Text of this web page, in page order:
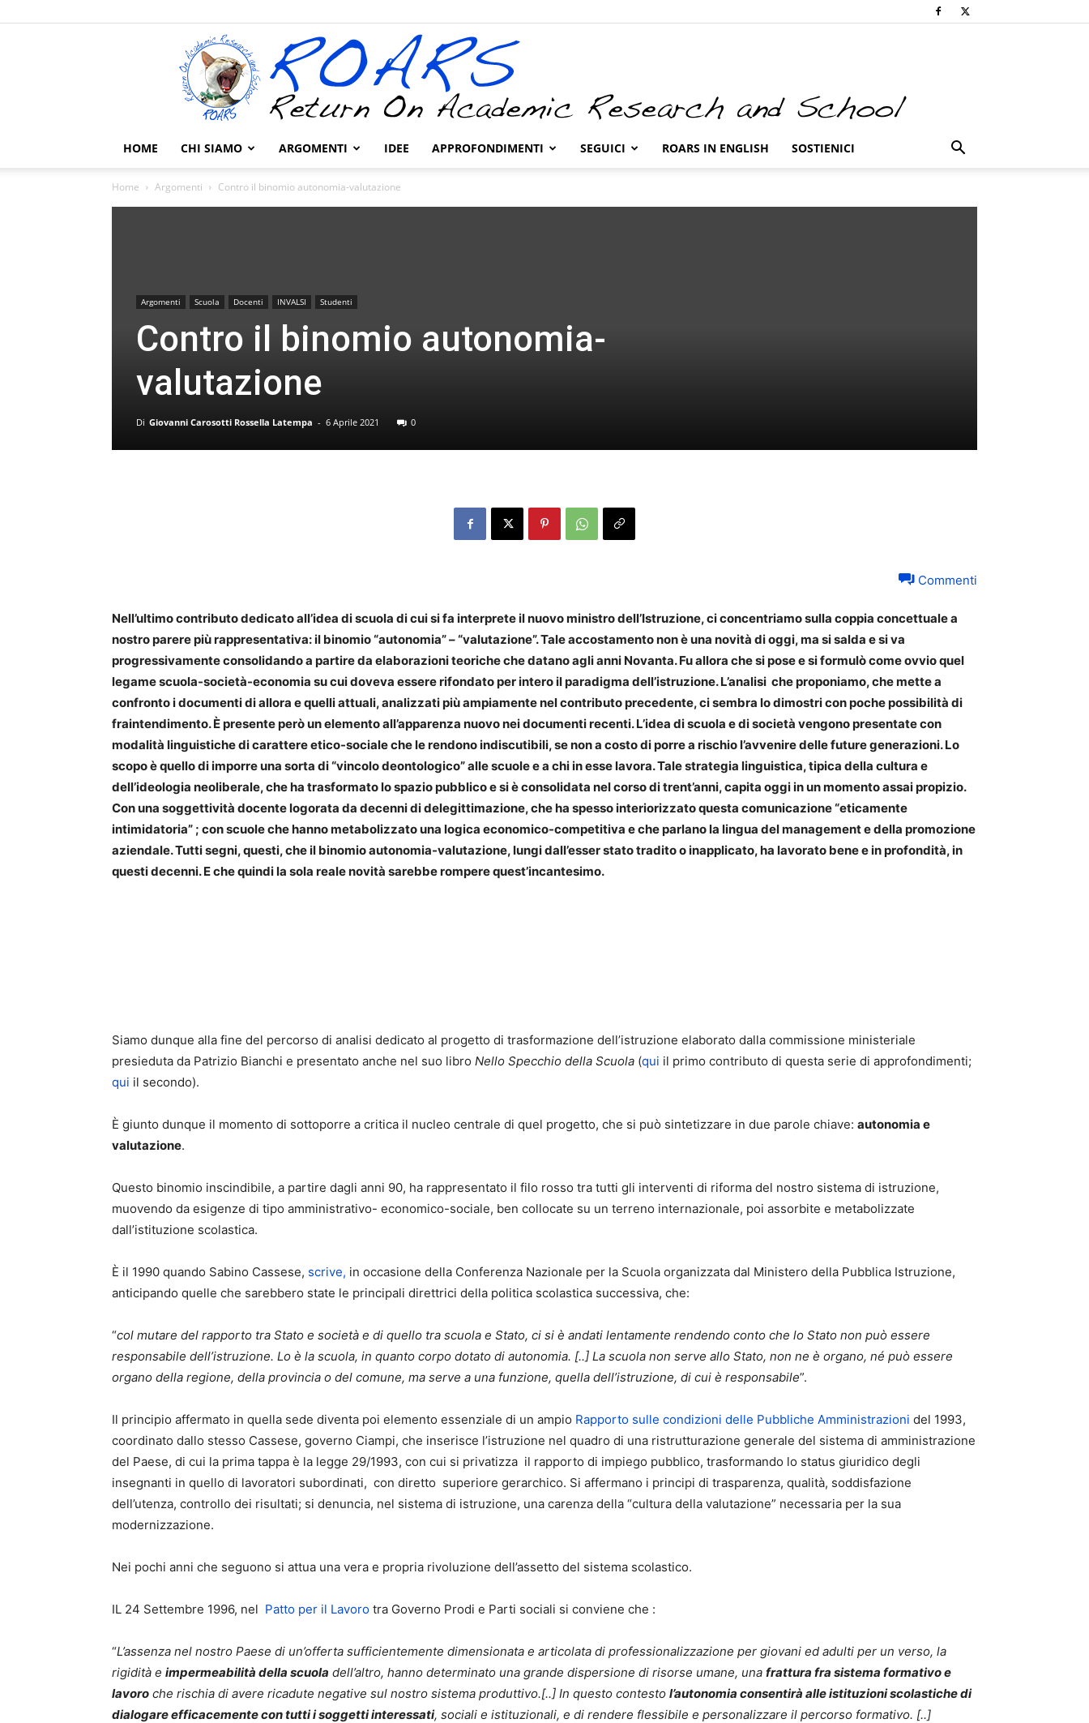
HOME CHI SIAMO ARGOMENTI IDEE APPROFONDIMENTI SEGUICI ROARS IN ENGLISH SOSTIENICI
Home Argomenti Contro il binomio autonomia-valutazione
Argomenti Scuola Docenti INVALSI Studenti
Contro il binomio autonomia-
valutazione
Di Giovanni Carosotti Rossella Latempa - 6 Aprile 2021 0
Commenti
Nell’ultimo contributo dedicato all’idea di scuola di cui si fa interprete il nuovo ministro dell’Istruzione, ci concentriamo sulla coppia concettuale a
nostro parere più rappresentativa: il binomio “autonomia” – “valutazione”. Tale accostamento non è una novità di oggi, ma si salda e si va
progressivamente consolidando a partire da elaborazioni teoriche che datano agli anni Novanta. Fu allora che si pose e si formulò come ovvio quel
legame scuola-società-economia su cui doveva essere rifondato per intero il paradigma dell’istruzione. L’analisi che proponiamo, che mette a
confronto i documenti di allora e quelli attuali, analizzati più ampiamente nel contributo precedente, ci sembra lo dimostri con poche possibilità di
fraintendimento. È presente però un elemento all’apparenza nuovo nei documenti recenti. L’idea di scuola e di società vengono presentate con
modalità linguistiche di carattere etico-sociale che le rendono indiscutibili, se non a costo di porre a rischio l’avvenire delle future generazioni. Lo
scopo è quello di imporre una sorta di “vincolo deontologico” alle scuole e a chi in esse lavora. Tale strategia linguistica, tipica della cultura e
dell’ideologia neoliberale, che ha trasformato lo spazio pubblico e si è consolidata nel corso di trent’anni, capita oggi in un momento assai propizio.
Con una soggettività docente logorata da decenni di delegittimazione, che ha spesso interiorizzato questa comunicazione “eticamente
intimidatoria” ; con scuole che hanno metabolizzato una logica economico-competitiva e che parlano la lingua del management e della promozione
aziendale. Tutti segni, questi, che il binomio autonomia-valutazione, lungi dall’esser stato tradito o inapplicato, ha lavorato bene e in profondità, in
questi decenni. E che quindi la sola reale novità sarebbe rompere quest’incantesimo.
Siamo dunque alla fine del percorso di analisi dedicato al progetto di trasformazione dell’istruzione elaborato dalla commissione ministeriale
presieduta da Patrizio Bianchi e presentato anche nel suo libro Nello Specchio della Scuola (qui il primo contributo di questa serie di approfondimenti;
qui il secondo).
È giunto dunque il momento di sottoporre a critica il nucleo centrale di quel progetto, che si può sintetizzare in due parole chiave: autonomia e
valutazione.
Questo binomio inscindibile, a partire dagli anni 90, ha rappresentato il filo rosso tra tutti gli interventi di riforma del nostro sistema di istruzione,
muovendo da esigenze di tipo amministrativo- economico-sociale, ben collocate su un terreno internazionale, poi assorbite e metabolizzate
dall’istituzione scolastica.
È il 1990 quando Sabino Cassese, scrive, in occasione della Conferenza Nazionale per la Scuola organizzata dal Ministero della Pubblica Istruzione,
anticipando quelle che sarebbero state le principali direttrici della politica scolastica successiva, che:
“col mutare del rapporto tra Stato e società e di quello tra scuola e Stato, ci si è andati lentamente rendendo conto che lo Stato non può essere
responsabile dell’istruzione. Lo è la scuola, in quanto corpo dotato di autonomia. [..] La scuola non serve allo Stato, non ne è organo, né può essere
organo della regione, della provincia o del comune, ma serve a una funzione, quella dell’istruzione, di cui è responsabile”.
Il principio affermato in quella sede diventa poi elemento essenziale di un ampio Rapporto sulle condizioni delle Pubbliche Amministrazioni del 1993,
coordinato dallo stesso Cassese, governo Ciampi, che inserisce l’istruzione nel quadro di una ristrutturazione generale del sistema di amministrazione
del Paese, di cui la prima tappa è la legge 29/1993, con cui si privatizza il rapporto di impiego pubblico, trasformando lo status giuridico degli
insegnanti in quello di lavoratori subordinati, con diretto superiore gerarchico. Si affermano i principi di trasparenza, qualità, soddisfazione
dell’utenza, controllo dei risultati; si denuncia, nel sistema di istruzione, una carenza della “cultura della valutazione” necessaria per la sua
modernizzazione.
Nei pochi anni che seguono si attua una vera e propria rivoluzione dell’assetto del sistema scolastico.
IL 24 Settembre 1996, nel Patto per il Lavoro tra Governo Prodi e Parti sociali si conviene che :
“L’assenza nel nostro Paese di un’offerta sufficientemente dimensionata e articolata di professionalizzazione per giovani ed adulti per un verso, la
rigidità e impermeabilità della scuola dell’altro, hanno determinato una grande dispersione di risorse umane, una frattura fra sistema formativo e
lavoro che rischia di avere ricadute negative sul nostro sistema produttivo.[..] In questo contesto l’autonomia consentirà alle istituzioni scolastiche di
dialogare efficacemente con tutti i soggetti interessati, sociali e istituzionali, e di rendere flessibile e personalizzare il percorso formativo. [..]